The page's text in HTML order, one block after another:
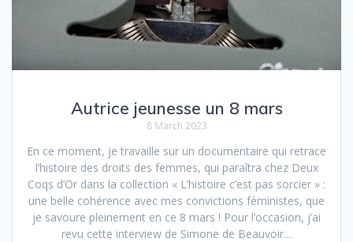
Autrice jeunesse un 8 mars
8 March 2023
En ce moment, je travaille sur un documentaire qui retrace
l’histoire des droits des femmes, qui paraîtra chez Deux
Coqs d’Or dans la collection « L’histoire c’est pas sorcier » :
une belle cohérence avec mes convictions féministes, que
je savoure pleinement en ce 8 mars ! Pour l’occasion, j’ai
revu cette interview de Simone de Beauvoir…